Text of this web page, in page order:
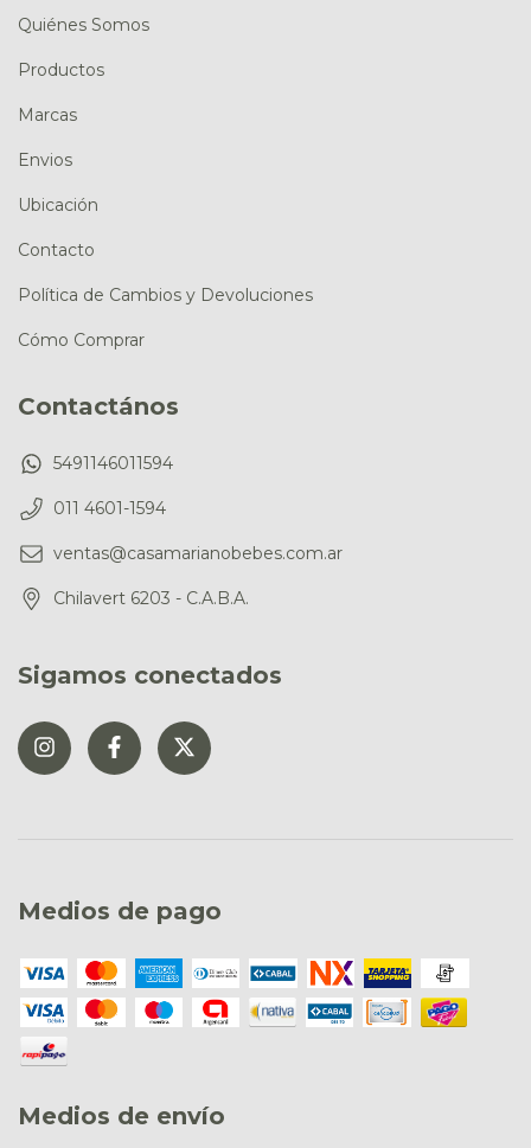
Quiénes Somos
Productos
Marcas
Envios
Ubicación
Contacto
Política de Cambios y Devoluciones
Cómo Comprar
Contactános
5491146011594
011 4601-1594
ventas@casamarianobebes.com.ar
Chilavert 6203 - C.A.B.A.
Sigamos conectados
Medios de pago
Medios de envío